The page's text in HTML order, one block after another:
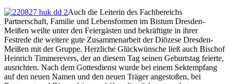
Auch die Leiterin des Fachbereichs
Partnerschaft, Familie und Lebensformen im Bistum Dresden-
Meißen weilte unter den Feiergästen und bekräftigte in ihrer
Festrede die weitere gute Zusammenarbeit der Diözese Dresden-
Meißen mit der Gruppe. Herzliche Glückwünsche ließ auch Bischof
Heinrich Timmerevers, der an diesem Tag seinen Geburtstag feierte,
ausrichten. Nach dem Gottesdienst wurde bei einem Sektempfang
auf den neuen Namen und den neuen Träger angestoßen, bei